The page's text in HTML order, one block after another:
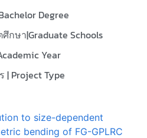
Degree
ษา|Graduate Schools
Year
| Project Type
to size-dependent
bending of FG-GPLRC